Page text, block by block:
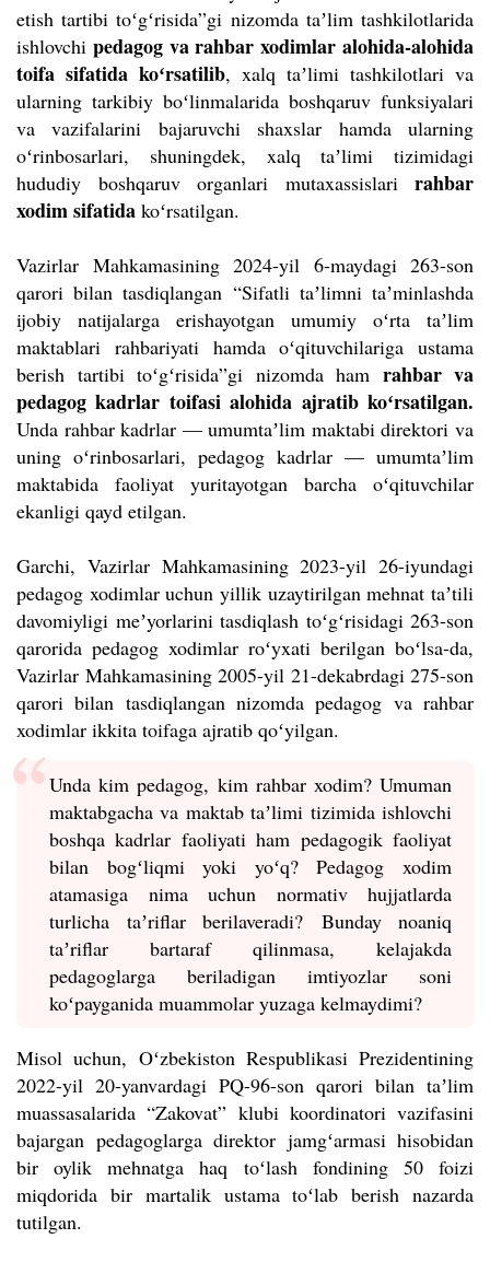
etish tartibi toʻgʻrisida”gi nizomda taʼlim tashkilotlarida
ishlovchi pedagog va rahbar xodimlar alohida-alohida
toifa sifatida koʻrsatilib, xalq taʼlimi tashkilotlari va
ularning tarkibiy boʻlinmalarida boshqaruv funksiyalari
va vazifalarini bajaruvchi shaxslar hamda ularning
oʻrinbosarlari, shuningdek, xalq taʼlimi tizimidagi
hududiy boshqaruv organlari mutaxassislari rahbar
xodim sifatida koʻrsatilgan.
Vazirlar Mahkamasining 2024-yil 6-maydagi 263-son
qarori bilan tasdiqlangan “Sifatli taʼlimni taʼminlashda
ijobiy natijalarga erishayotgan umumiy oʻrta taʼlim
maktablari rahbariyati hamda oʻqituvchilariga ustama
berish tartibi toʻgʻrisida”gi nizomda ham rahbar va
pedagog kadrlar toifasi alohida ajratib koʻrsatilgan.
Unda rahbar kadrlar — umumtaʼlim maktabi direktori va
uning oʻrinbosarlari, pedagog kadrlar — umumtaʼlim
maktabida faoliyat yuritayotgan barcha oʻqituvchilar
ekanligi qayd etilgan.
Garchi, Vazirlar Mahkamasining 2023-yil 26-iyundagi
pedagog xodimlar uchun yillik uzaytirilgan mehnat taʼtili
davomiyligi meʼyorlarini tasdiqlash toʻgʻrisidagi 263-son
qarorida pedagog xodimlar roʻyxati berilgan boʻlsa-da,
Vazirlar Mahkamasining 2005-yil 21-dekabrdagi 275-son
qarori bilan tasdiqlangan nizomda pedagog va rahbar
xodimlar ikkita toifaga ajratib qoʻyilgan.
Unda kim pedagog, kim rahbar xodim? Umuman
maktabgacha va maktab taʼlimi tizimida ishlovchi
boshqa kadrlar faoliyati ham pedagogik faoliyat
bilan bogʻliqmi yoki yoʻq? Pedagog xodim
atamasiga nima uchun normativ hujjatlarda
turlicha taʼriflar berilaveradi? Bunday noaniq
taʼriflar bartaraf qilinmasa, kelajakda
pedagoglarga beriladigan imtiyozlar soni
koʻpayganida muammolar yuzaga kelmaydimi?
Misol uchun, Oʻzbekiston Respublikasi Prezidentining
2022-yil 20-yanvardagi PQ-96-son qarori bilan taʼlim
muassasalarida “Zakovat” klubi koordinatori vazifasini
bajargan pedagoglarga direktor jamgʻarmasi hisobidan
bir oylik mehnatga haq toʻlash fondining 50 foizi
miqdorida bir martalik ustama toʻlab berish nazarda
tutilgan.